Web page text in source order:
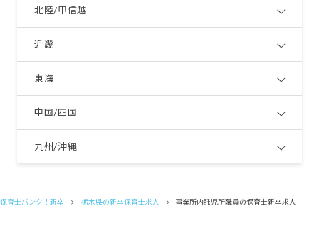
北陸/甲信越
近畿
東海
中国/四国
九州/沖縄
保育士バンク！新卒 栃木県の新卒保育士求人 事業所内託児所職員の保育士新卒求人